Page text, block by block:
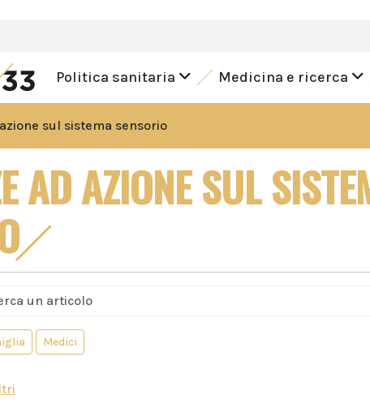
Politica sanitaria Medicina e ricerca
sul sistema sensorio
AD AZIONE SUL
Medici